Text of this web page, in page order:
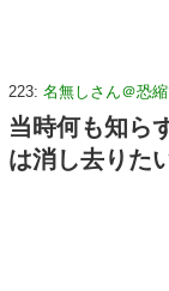
223: 名無しさん＠恐
当時何も知ら
は消し去りた